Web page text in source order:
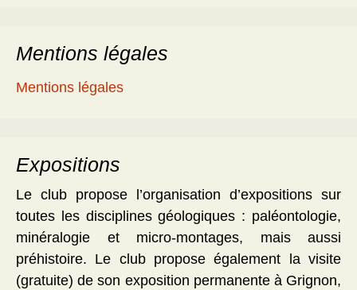
Mentions légales
Mentions légales
Expositions
Le club propose l’organisation d’expositions sur
toutes les disciplines géologiques : paléontologie,
minéralogie et micro-montages, mais aussi
préhistoire. Le club propose également la visite
(gratuite) de son exposition permanente à Grignon,